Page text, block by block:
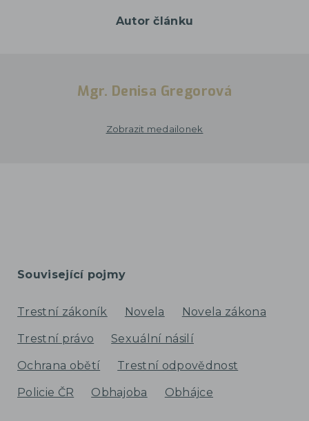
Autor článku
Mgr. Denisa Gregorová
Zobrazit medailonek
Související pojmy
Trestní zákoník Novela Novela zákona
Trestní právo Sexuální násilí
Ochrana obětí Trestní odpovědnost
Policie ČR Obhajoba Obhájce